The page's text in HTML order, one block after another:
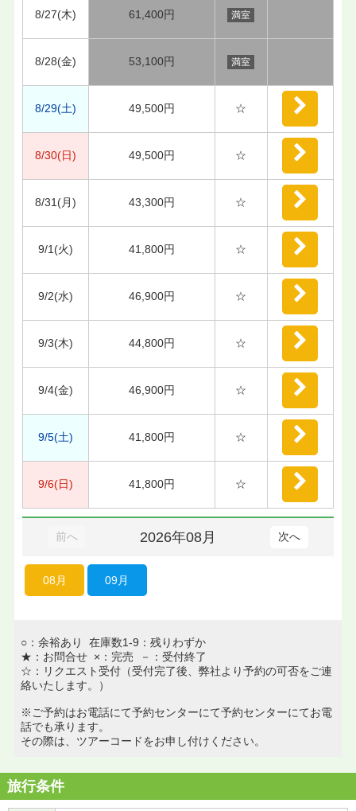
8/27(木) 61,400円 満室
8/28(金) 53,100円 満室
8/29(土) 49,500円 ☆
8/30(日) 49,500円 ☆
8/31(月) 43,300円 ☆
9/1(火) 41,800円 ☆
9/2(水) 46,900円 ☆
9/3(木) 44,800円 ☆
9/4(金) 46,900円 ☆
9/5(土) 41,800円 ☆
9/6(日) 41,800円 ☆
前へ 2026年08月 次へ
08月 09月
○：余裕あり 在庫数1-9：残りわずか
★：お問合せ ×：完売 －：受付終了
☆：リクエスト受付（受付完了後、弊社より予約の可否をご連
絡いたします。）
※ご予約はお電話にて予約センターにて予約センターにてお電
話でも承ります。
その際は、ツアーコードをお申し付けください。
旅行条件